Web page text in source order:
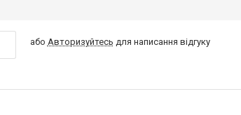
або Авторизуйтесь для написання відгуку